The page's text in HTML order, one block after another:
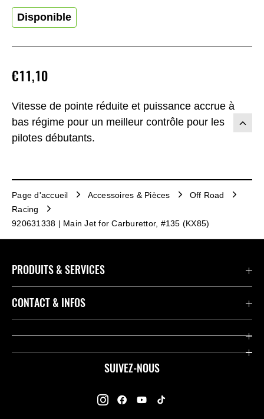
Vitesse de pointe réduite et puissance accrue à
bas régime pour un meilleur contrôle pour les
pilotes débutants.
€11,10
Disponible
Page d'accueil Accessoires & Pièces
Off Road
Racing
920631338 | Main Jet for Carburettor, #135 (KX85)
SUIVEZ-NOUS
PRODUITS & SERVICES
Accessoires & Pièces
Concessionnaires
CONTACT & INFOS
Contact